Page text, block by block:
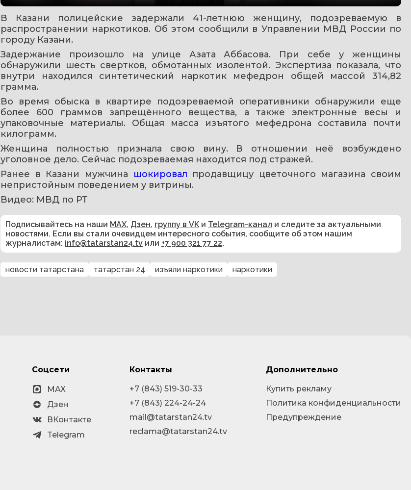
В Казани полицейские задержали 41-летнюю женщину, подозреваемую в
распространении наркотиков. Об этом сообщили в Управлении МВД России по
городу Казани.
Задержание произошло на улице Азата Аббасова. При себе у женщины
обнаружили шесть свертков, обмотанных изолентой. Экспертиза показала, что
внутри находился синтетический наркотик мефедрон общей массой 314,82
грамма.
Во время обыска в квартире подозреваемой оперативники обнаружили еще
более 600 граммов запрещённого вещества, а также электронные весы и
упаковочные материалы. Общая масса изъятого мефедрона составила почти
килограмм.
Женщина полностью признала свою вину. В отношении неё возбуждено
уголовное дело. Сейчас подозреваемая находится под стражей.
Ранее в Казани мужчина
шокировал продавщицу цветочного магазина своим
непристойным поведением у витрины.
Видео: МВД по РТ
Подписывайтесь на наши MAX, Дзен, группу в VK и Telegram-канал и следите за актуальными
новостями. Если вы стали очевидцем интересного события, сообщите об этом нашим
журналистам: info@tatarstan24.tv или +7 900 321 77 22.
новости татарстана татарстан 24 изъяли наркотики наркотики
Соцсети
MAX
Дзен
ВКонтакте
Telegram
Контакты
+7 (843) 519-30-33
+7 (843) 224-24-24
mail@tatarstan24.tv
reclama@tatarstan24.tv
Дополнительно
Купить рекламу
Политика конфиденциальности
Предупреждение